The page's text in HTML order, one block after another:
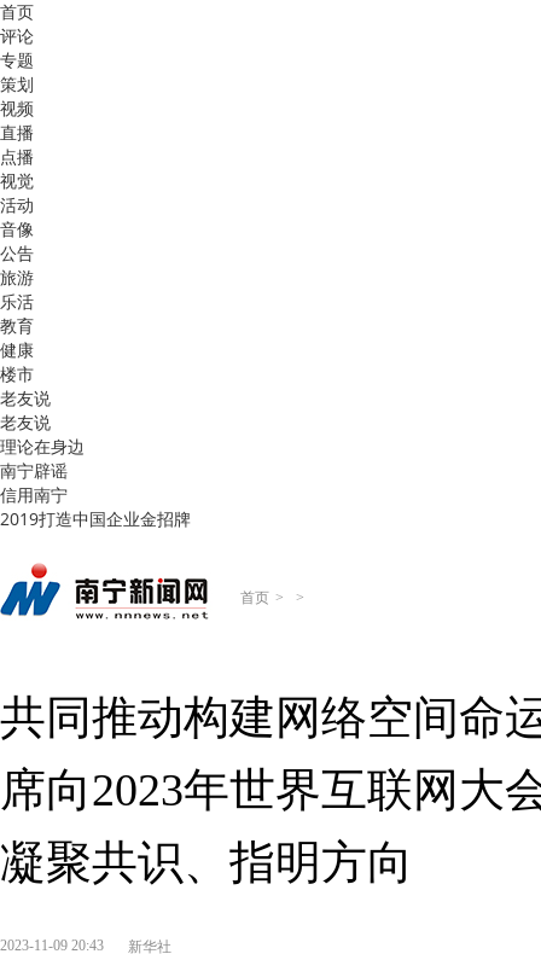
首页
评论
专题
策划
视频
直播
点播
视觉
活动
音像
公告
旅游
乐活
教育
健康
楼市
老友说
老友说
理论在身边
南宁辟谣
信用南宁
2019打造中国企业金招牌
首页 > >
共同推动构建网络空间
席向2023年世界互联网大
凝聚共识、指明方向
2023-11-09 20:43 新华社